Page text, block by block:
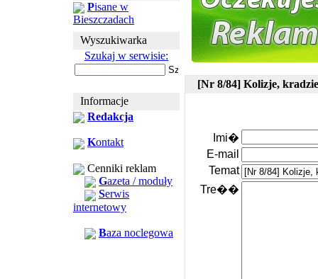
Pisane w
Bieszczadach
Wyszukiwarka
Szukaj w serwisie:
Informacje
Redakcja
Kontakt
Cenniki reklam
Gazeta / moduły
Serwis
internetowy
Baza noclegowa
[Nr 8/84] Kolizje,
Imi�
E-mail
Temat
Tre��